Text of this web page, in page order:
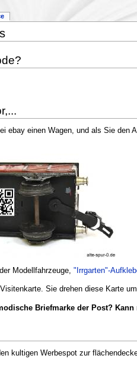
ebay einen Wagen, und als Sie den
Modellfahrzeuge, "Irrgarten"-
Sie drehen diese Karte
Briefmarke der Post?
kultigen Werbespot zur